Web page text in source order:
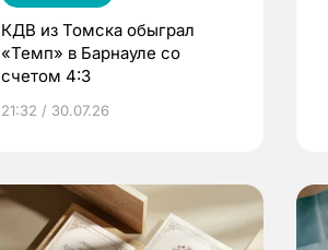
КДВ из Томска обыграл
«Темп» в Барнауле со
счетом 4:3
21:32 / 30.07.26